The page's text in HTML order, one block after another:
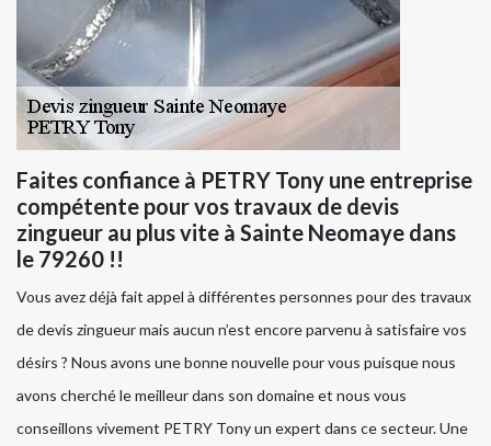
Faites confiance à PETRY Tony une entreprise
compétente pour vos travaux de devis
zingueur au plus vite à Sainte Neomaye dans
le 79260 !!
Vous avez déjà fait appel à différentes personnes pour des travaux
de devis zingueur mais aucun n’est encore parvenu à satisfaire vos
désirs ? Nous avons une bonne nouvelle pour vous puisque nous
avons cherché le meilleur dans son domaine et nous vous
conseillons vivement PETRY Tony un expert dans ce secteur. Une